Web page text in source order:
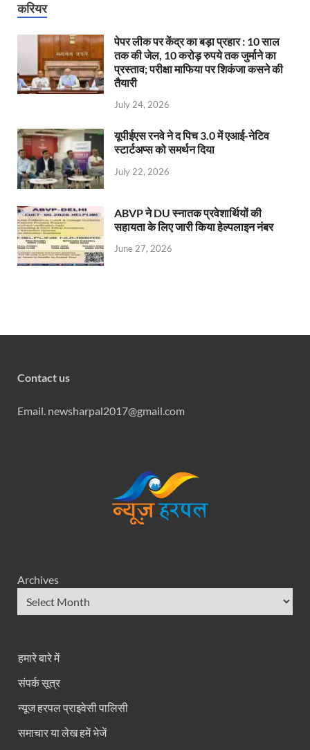
करियर
पेपर लीक पर केंद्र का बड़ा प्रहार : 10 साल
तक की जेल, 10 करोड़ रुपये तक जुर्माने का
प्रस्ताव; परीक्षा माफिया पर शिकंजा कसने की
तैयारी
July 24, 2026
यूपीईएस रनवे ने द पिच 3.0 में एआई-नेटिव
स्टार्टअप्स को समर्थन दिया
July 22, 2026
ABVP ने DU स्नातक प्रवेशार्थियों की
सहायता के लिए जारी किया हेल्पलाइन नंबर
June 27, 2026
Contact us
Email. newsharpal2017@gmail.com
Archives
हमारे बारे में
संपर्क सूत्र
न्यूज हरपल प्राइवेसी पालिसी
समाचार या लेख हमें भेजें